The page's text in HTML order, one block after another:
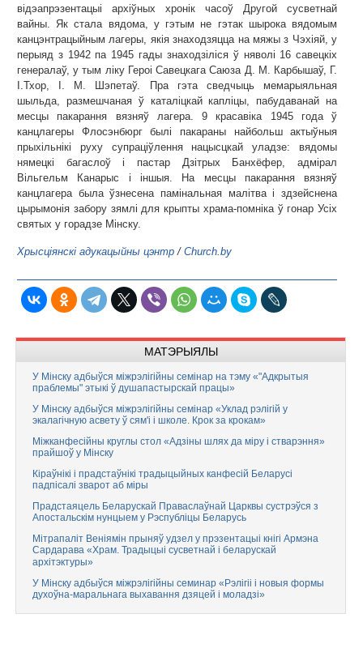
відэапрэзентацыі архіўных хронік часоў Другой сусветнай
вайны. Як стала вядома, у гэтым не гэтак шырока вядомым
канцэнтрацыйным лагеры, якія знаходзяцца на мяжы з Чэхіяй, у
перыяд з 1942 па 1945 гады знаходзіліся ў няволі 16 савецкіх
генералаў, у тым ліку Героі Савецкага Саюза Д. М. Карбышаў, Г.
І.Тхор, І. М. Шэпетаў. Пра гэта сведчыць мемарыяльная
шыльда, размешчаная ў каталіцкай капліцы, пабудаванай на
месцы пакарання вязняў лагера. 9 красавіка 1945 года ў
канцлагеры Флосэнбюрг былі пакараны найбольш актыўныя
прыхільнікі руху супраціўлення нацысцкай уладзе: вядомы
нямецкі багаслоў і пастар Дзітрых Банхёфер, адмірал
Вільгельм Канарыс і іншыя. На месцы пакарання вязняў
канцлагера была ўзнесена памінальная малітва і здзейснена
цырымонія забору зямлі для крыпты храма-помніка ў гонар Усіх
святых у горадзе Мінску.
Хрысціянскі адукацыйны цэнтр / Church.by
МАТЭРЫЯЛЫ
У Мінску адбыўся міжрэлігійны семінар на тэму «"Адкрытыя
праблемы" этыкі ў душапастырскай працы»
У Мінску адбыўся міжрэлігійны семінар «Уклад рэлігій у
экалагічную асвету ў сям'і і школе. Крок за крокам»
Міжканфесійны круглы стол «Адзіны шлях да міру і стварэння»
прайшоў у Мінску
Кіраўнікі і прадстаўнікі традыцыйных канфесій Беларусі
падпісалі зварот аб міры
Прадстаяцель Беларускай Праваслаўнай Царквы сустрэўся з
Апостальскім нунцыем у Рэспубліцы Беларусь
Мітрапаліт Веніямін прыняў удзел у прэзентацыі кнігі Армэна
Сардарава «Храм. Традыцыі сусветнай і беларускай
архітэктуры»
У Мінску адбыўся міжрэлігійны семинар «Рэлігіі і новыя формы
духоўна-маральнага выхавання дзяцей і моладзі»